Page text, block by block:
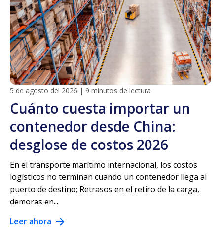
5 de agosto del 2026 | 9 minutos de lectura
Cuánto cuesta importar un
contenedor desde China:
desglose de costos 2026
En el transporte marítimo internacional, los costos
logísticos no terminan cuando un contenedor llega al
puerto de destino; Retrasos en el retiro de la carga,
demoras en...
Leer ahora